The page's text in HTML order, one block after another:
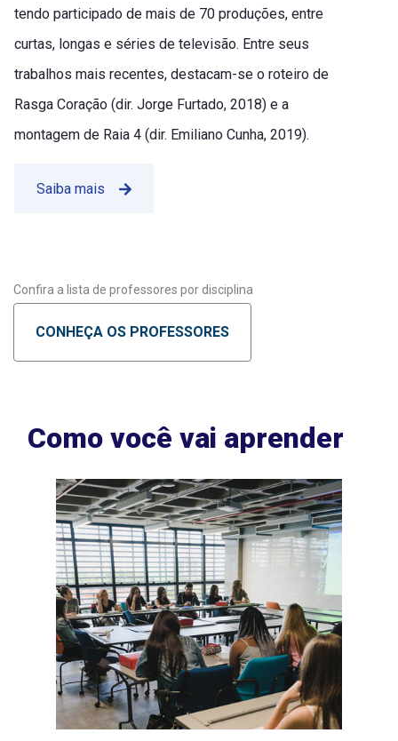
tendo participado de mais de 70 produções, entre
curtas, longas e séries de televisão. Entre seus
trabalhos mais recentes, destacam-se o roteiro de
Rasga Coração (dir. Jorge Furtado, 2018) e a
montagem de Raia 4 (dir. Emiliano Cunha, 2019).
Saiba mais
Confira a lista de professores por disciplina
CONHEÇA OS PROFESSORES
Como você vai aprender